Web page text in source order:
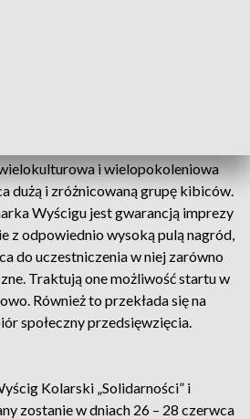
i wielopokoleniowa
dużą i zróżnicowaną grupę kibiców.
Wyścigu jest gwarancją imprezy
z odpowiednio wysoką pulą nagród,
do uczestniczenia w niej zarówno
Traktują one możliwość startu w
Również to przekłada się na
społeczny przedsięwzięcia.
Kolarski „Solidarności” i
zostanie w dniach 26 – 28 czerwca